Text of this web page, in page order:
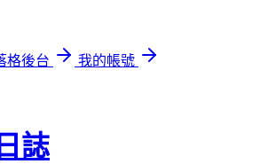
格後台
我的帳號
誌